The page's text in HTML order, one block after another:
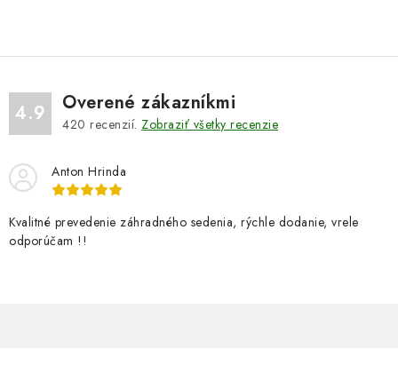
4.9 Overené zákazníkmi
420 recenzií. Zobraziť všetky recenzie
Anton Hrinda
Kvalitné prevedenie záhradného sedenia, rýchle dodanie, vrele
odporúčam !!